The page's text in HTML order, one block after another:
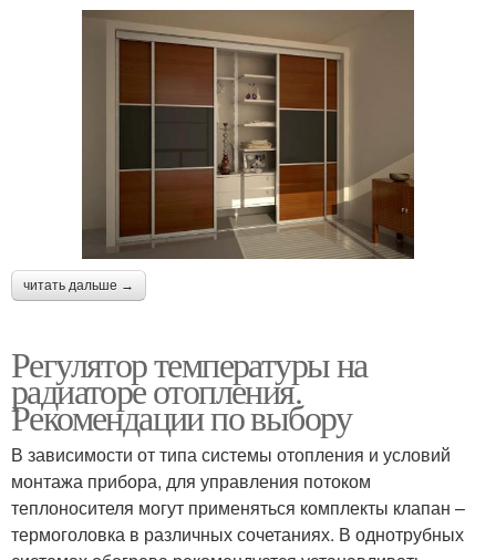
читать дальше →
Регулятор температуры на
радиаторе отопления.
Рекомендации по выбору
В зависимости от типа системы отопления и условий
монтажа прибора, для управления потоком
теплоносителя могут применяться комплекты клапан –
термоголовка в различных сочетаниях. В однотрубных